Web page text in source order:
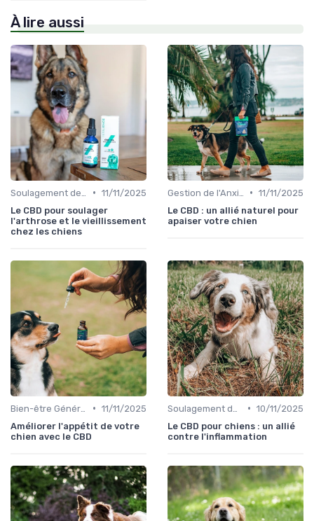
À lire aussi
• 11/11/2025
Le CBD pour soulager
l'arthrose et le vieillissement
chez les chiens
• 11/11/2025
Le CBD : un allié naturel pour
apaiser votre chien
• 11/11/2025
Améliorer l'appétit de votre
chien avec le CBD
• 10/11/2025
Le CBD pour chiens : un allié
contre l'inflammation